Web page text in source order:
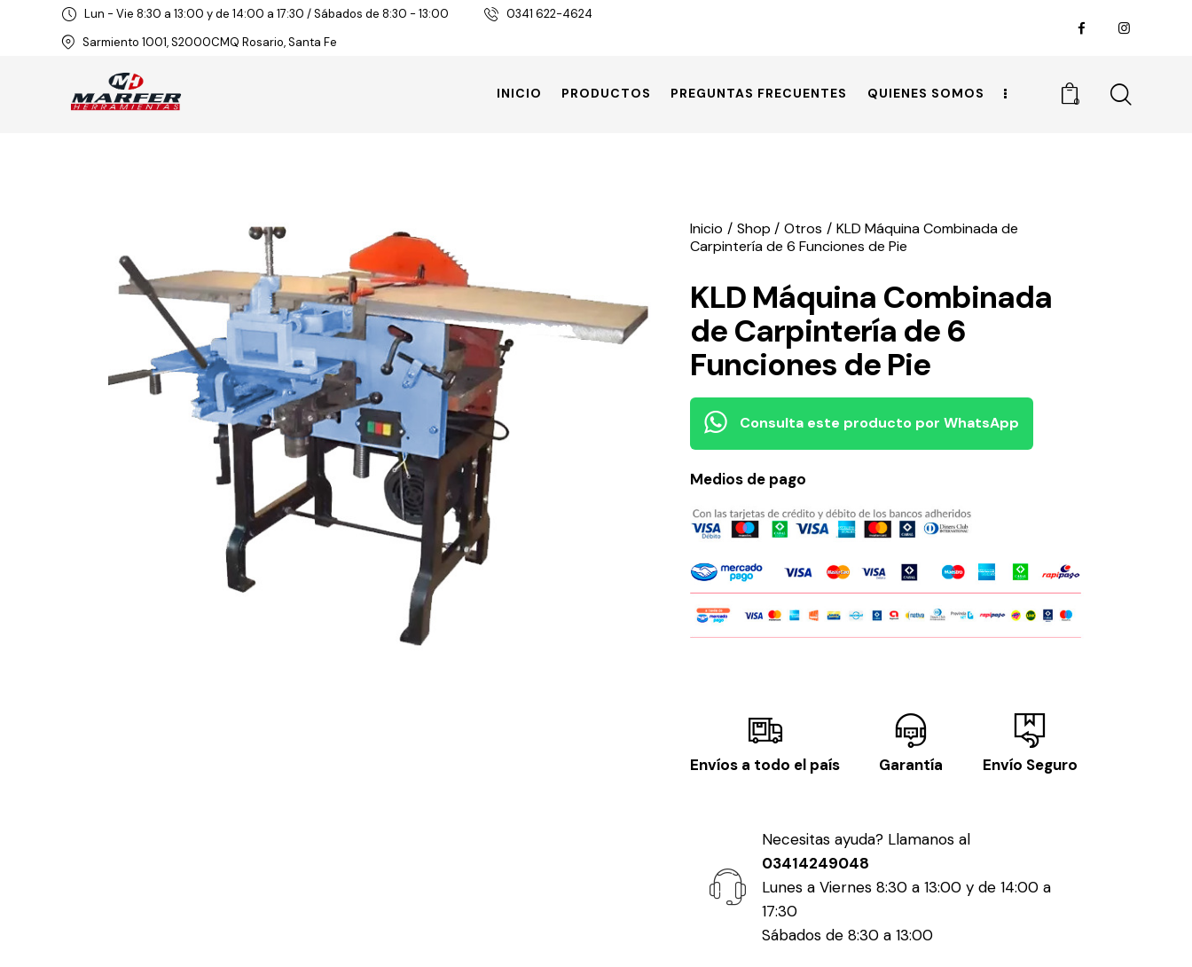
Lun - Vie 8:30 a 13:00 y de 14:00 a 17:30 / Sábados de 8:30 - 13:00
0341 622-4624
Sarmiento 1001, S2000CMQ Rosario, Santa Fe
INICIO PRODUCTOS PREGUNTAS FRECUENTES QUIENES SOMOS
0
Inicio Shop Otros
KLD Máquina Combinada de
Carpintería de 6 Funciones de Pie
KLD Máquina Combinada
de Carpintería de 6
Funciones de Pie
Consulta este producto por WhatsApp
Medios de pago
Envíos a todo el país Garantía Envío Seguro
Necesitas ayuda? Llamanos al
03414249048
Lunes a Viernes 8:30 a 13:00 y de 14:00 a
17:30
Sábados de 8:30 a 13:00